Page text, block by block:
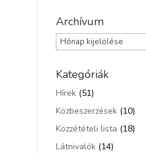
Archívum
Archívum
Kategóriák
Hírek (51)
Közbeszerzések (10)
Közzétételi lista (18)
Látnivalók (14)